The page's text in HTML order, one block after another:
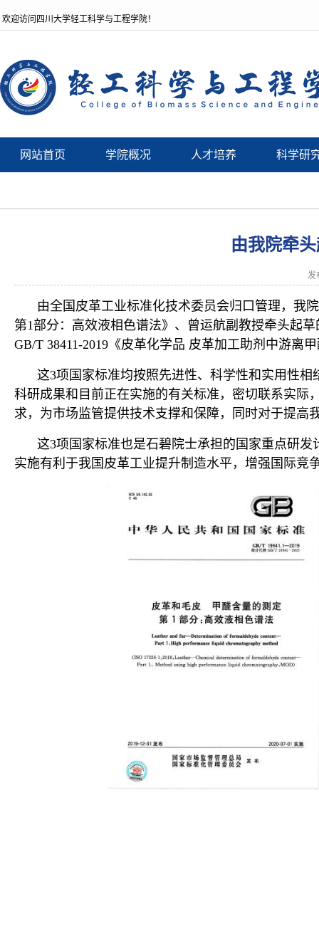
欢迎访问四川大学轻工科学与工程学院！
网站首页 学院概况 人才培养 科学研
由我院牵
发
由全国皮革工业标准化技术委员会归口管理，我
第1部分：高效液相色谱法》、曾运航副教授牵头起
GB/T 38411-2019《皮革化学品 皮革加工助剂中游离
这3项国家标准均按照先进性、科学性和实用性
科研成果和目前正在实施的有关标准，密切联系实际
求，为市场监管提供技术支撑和保障，同时对于提高
这3项国家标准也是石碧院士承担的国家重点研发
实施有利于我国皮革工业提升制造水平，增强国际竞